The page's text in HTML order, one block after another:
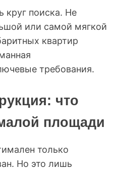
круг поиска. Не
или самой мягкой
квартир
требования.
что
площади
только
Но это лишь